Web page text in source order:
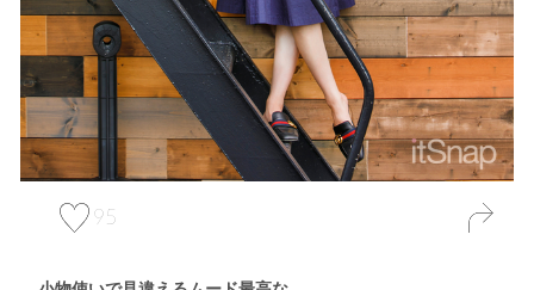
95